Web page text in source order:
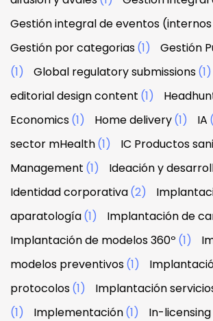
Gestión integral de eventos
Gestión por categorias(1)
Gestión
(1)
Global regulatory submissions(1)
editorial design content (1)
Economics(1) Home delivery(1) IA
sector mHealth(1) IC Productos
Management (1) Ideación y
Identidad corporativa(2)
aparatología(1) Implantación de
Implantación de modelos 360º (1)
modelos preventivos(1)
protocolos(1)
Implantación
(1)
Implementación(1) In-licensing